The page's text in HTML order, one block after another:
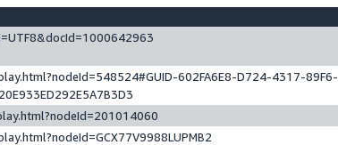
602FA6E8-D724-4317-89F6-